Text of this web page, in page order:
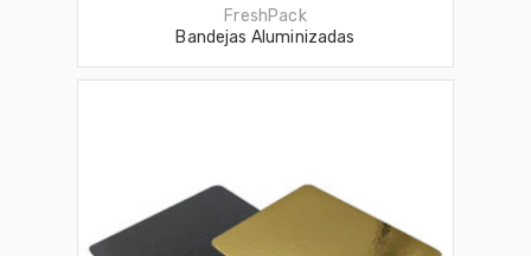
FreshPack
Bandejas Aluminizadas